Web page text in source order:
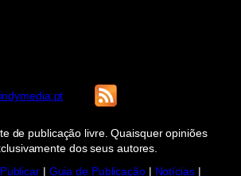
indymedia.pt
de publicação livre. Quaisquer opiniões
dos seus autores.
Publicar| Guia de Publicação| Notícias|